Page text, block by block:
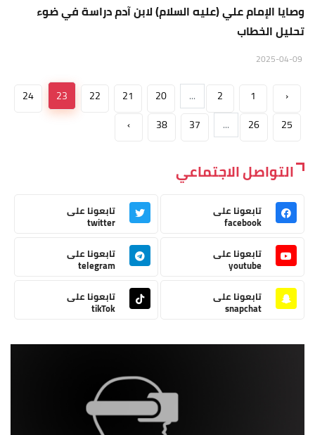
وصايا الإمام علي (عليه السلام) لابن آدم دراسة في ضوء
تحليل الخطاب
‹
1
2
...
20
21
22
23
24
25
26
...
37
38
›
التواصل الاجتماعي
تابعونا على
facebook
تابعونا على
twitter
تابعونا على
youtube
تابعونا على
telegram
تابعونا على
snapchat
تابعونا على
tikTok